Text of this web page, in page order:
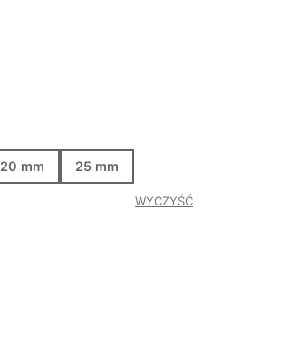
20 mm 25 mm
WYCZYŚĆ